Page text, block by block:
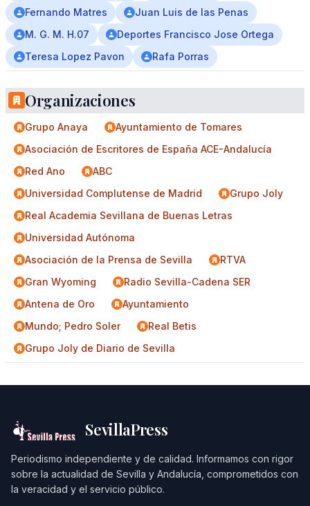
Fernando Matres
Juan Luis de las Penas
M. G. M. H.07
Deportes Francisco Jose Ortega
Teresa Lopez Pavon
Rafa Porras
Organizaciones
Grupo Anaya
Ayuntamiento de Tomares
Asociación de Escritores de España ACE-Andalucía
Red Ano
ABC
Universidad Complutense de Madrid
Grupo Joly
Real Academia Sevillana de Buenas Letras
Universidad Autónoma
Asociación de la Prensa de Sevilla
RTVA
Gran Wyoming
Radio Sevilla-Cadena SER
Antena de Oro
Ayuntamiento
Mundo; Pedro Soler
Real Betis
Grupo Joly de Diario de Sevilla
SevillaPress
Periodismo independiente y de calidad. Informamos con rigor
sobre la actualidad de Sevilla y Andalucía, comprometidos con
la veracidad y el servicio público.